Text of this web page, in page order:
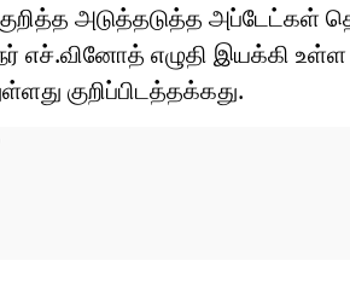
அடுத்தடுத்த அப்டேட்கள்
எச்.வினோத் எழுதி இயக்கி
குறிப்பிடத்தக்கது.